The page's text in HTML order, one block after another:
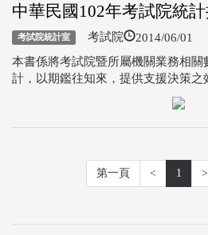
中華民國102年考試院統
考試院統計室 考試院 2014/06/01
本書係將考試院暨所屬機關業務相
計，以期鑑往知來，提供支援決策之
第一頁 < 1 >